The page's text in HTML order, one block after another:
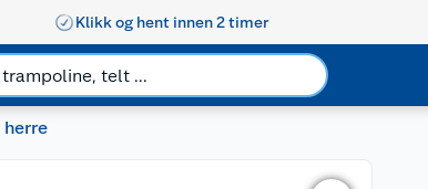
Klikk og hent innen 2 timer
herre